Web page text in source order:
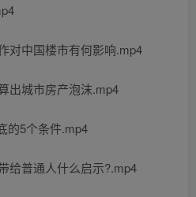
对中国楼市有何影响.mp4
出城市房产泡沫.mp4
的5个条件.mp4
给普通人什么启示?.mp4